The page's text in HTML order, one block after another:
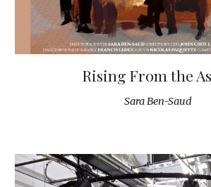
Rising From the
Sara Ben-Saud